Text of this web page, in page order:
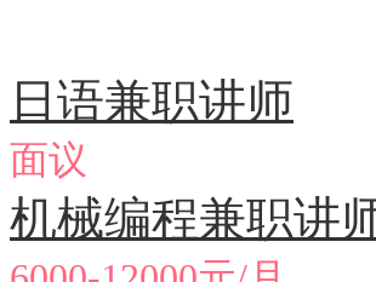
日语兼职讲师
面议
机械编程兼职讲